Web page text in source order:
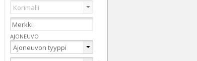
AJONEUVO